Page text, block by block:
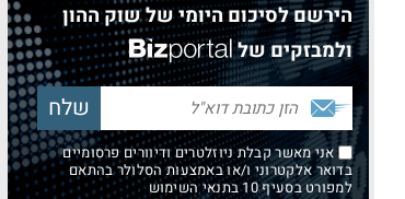
הירשם לסיכום היומי של שוק ההון
ולמבזקים של
אני מאשר קבלת ניוזלטרים ודיוורים פרסומיים
בדואר אלקטרוני ו/או באמצעות הסלולר בהתאם
למפורט בסעיף 10 בתנאי השימוש